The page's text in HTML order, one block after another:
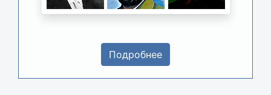
Подробнее